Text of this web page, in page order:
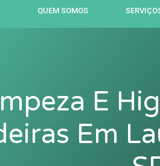
QUEM SOMOS
E
Em